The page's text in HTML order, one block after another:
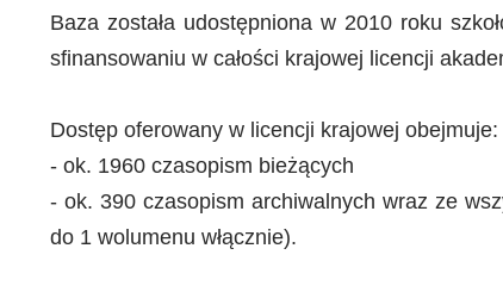
Baza została udostępniona w 2010 roku
sfinansowaniu w całości krajowej licencji
Dostęp oferowany w licencji krajowej obejmuje:
- ok. 1960 czasopism bieżących
- ok. 390 czasopism archiwalnych wraz ze
do 1 wolumenu włącznie).